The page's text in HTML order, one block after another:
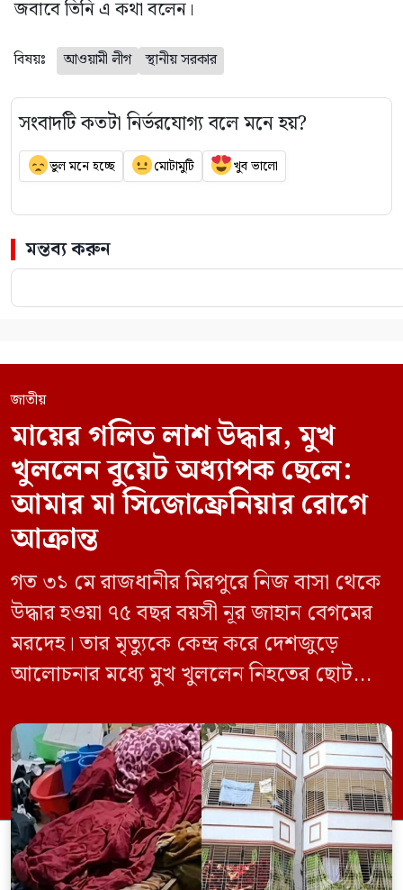
জবাবে তিনি এ কথা বলেন।
বিষয়ঃ আওয়ামী লীগ স্থানীয় সরকার
সংবাদটি কতটা নির্ভরযোগ্য বলে মনে হয়?
ভুল মনে হচ্ছে মোটামুটি খুব ভালো
মন্তব্য করুন
জাতীয়
মায়ের গলিত লাশ উদ্ধার, মুখ
খুললেন বুয়েট অধ্যাপক ছেলে:
আমার মা সিজোফ্রেনিয়ার রোগে
আক্রান্ত
গত ৩১ মে রাজধানীর মিরপুরে নিজ বাসা থেকে
উদ্ধার হওয়া ৭৫ বছর বয়সী নূর জাহান বেগমের
মরদেহ। তার মৃত্যুকে কেন্দ্র করে দেশজুড়ে
আলোচনার মধ্যে মুখ খুললেন নিহতের ছোট
(বুয়েট) অধ্যাপক একেএম আশিকুর রহমান।
তিনি পরিবারের বিরুদ্ধে ছড়ানো বিভিন্ন তথ্যকে
মিথ্যা বলে দাবি করেছেন। বুধবার (৩ জুন)
গণমাধ্যমে দেওয়া বক্তব্যে তিনি এই […]